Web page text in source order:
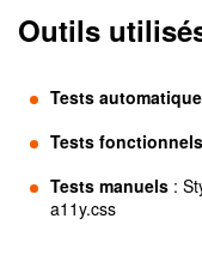
Outils
Tests
Tests fonctionnels
Tests manuels :
a11y.css